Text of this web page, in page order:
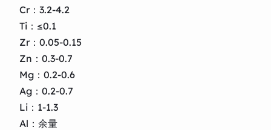
Cr：3.2-4.2
Ti：≤0.1
Zr：0.05-0.15
Zn：0.3-0.7
Mg：0.2-0.6
Ag：0.2-0.7
Li：1-1.3
Al：余量